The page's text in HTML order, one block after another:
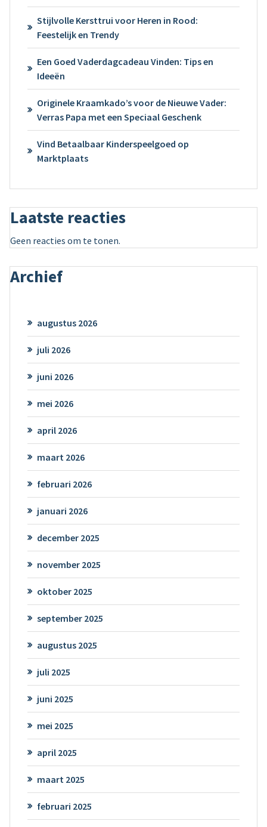
Stijlvolle Kersttrui voor Heren in Rood:
Feestelijk en Trendy
Een Goed Vaderdagcadeau Vinden: Tips en
Ideeën
Originele Kraamkado’s voor de Nieuwe Vader:
Verras Papa met een Speciaal Geschenk
Vind Betaalbaar Kinderspeelgoed op
Marktplaats
Laatste reacties
Geen reacties om te tonen.
Archief
augustus 2026
juli 2026
juni 2026
mei 2026
april 2026
maart 2026
februari 2026
januari 2026
december 2025
november 2025
oktober 2025
september 2025
augustus 2025
juli 2025
juni 2025
mei 2025
april 2025
maart 2025
februari 2025